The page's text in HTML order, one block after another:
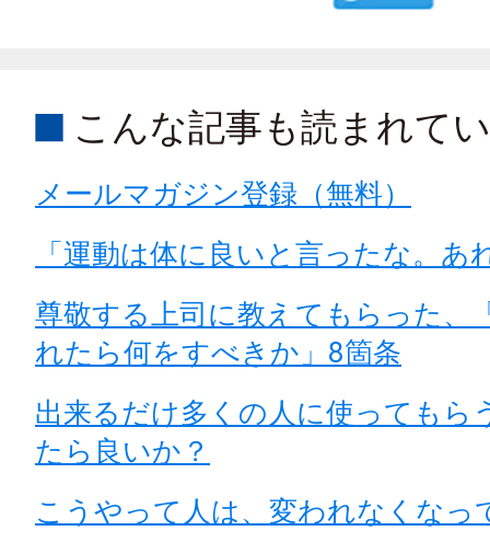
こんな記事も読まれて
メールマガジン登録（無料）
「運動は体に良いと言ったな。あ
尊敬する上司に教えてもらった、
れたら何をすべきか」8箇条
出来るだけ多くの人に使ってもら
たら良いか？
こうやって人は、変われなくなっ